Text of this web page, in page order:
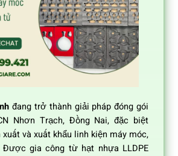
đang trở thành giải pháp đóng gói
Nhơn Trạch, Đồng Nai, đặc biệt
và xuất khẩu linh kiện máy móc,
gia công từ hạt nhựa LLDPE